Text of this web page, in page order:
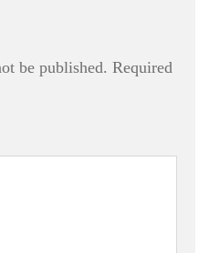
be published. Required